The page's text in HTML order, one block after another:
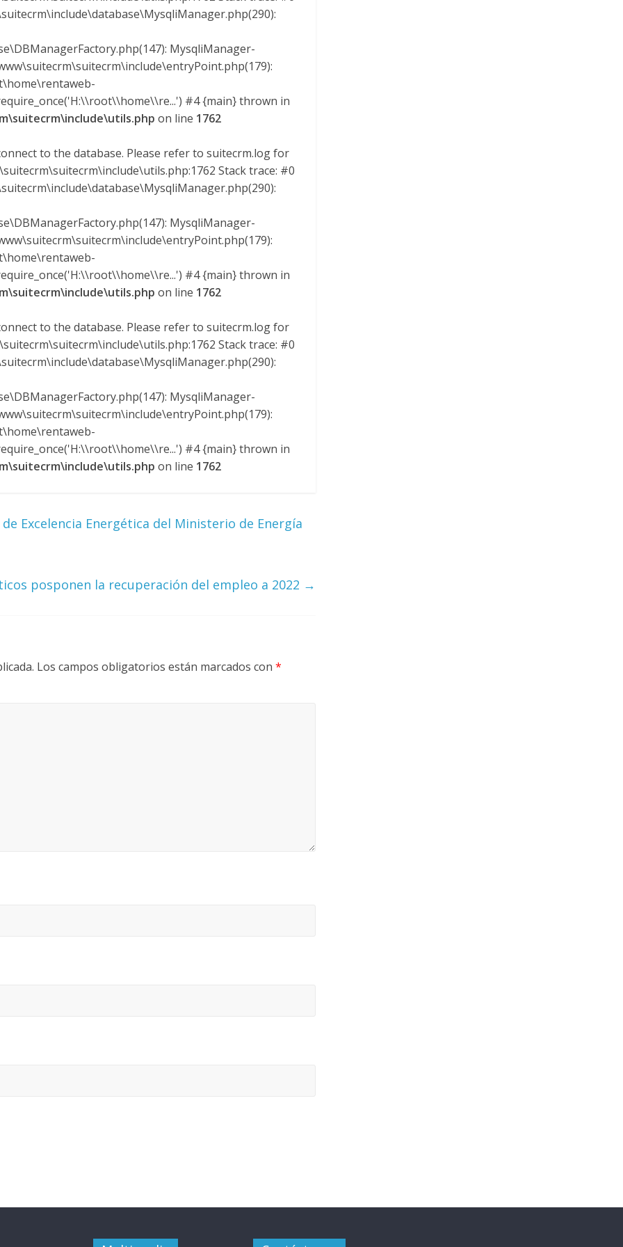
MysqliManager-
#4 {main} thrown in
on line 1762
to the database. Please refer to suitecrm.log for
Stack trace: #0
MysqliManager-
#4 {main} thrown in
on line 1762
to the database. Please refer to suitecrm.log for
Stack trace: #0
MysqliManager-
#4 {main} thrown in
on line 1762
Excelencia Energética del Ministerio de Energía
posponen la recuperación del empleo a 2022 →
Los campos obligatorios están marcados con *